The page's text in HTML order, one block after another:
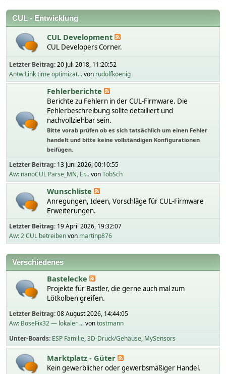
CUL - Entwicklung
CUL Development
CUL Developers Corner.
Letzter Beitrag:20 Juli 2018, 11:20:52
Antw:Link time optimizat...von rudolfkoenig
Fehlerberichte
Berichte zu Fehlern in der CUL-Firmware. Die
Fehlerbeschreibung sollte detailliert und
nachvollziehbar sein.
Bitte vorab prüfen ob es sich tatsächlich um einen Fehler
handelt und bitte keine vollständigen Konfigurationen
beifügen.
Letzter Beitrag: 13 Juni 2026, 00:10:55
Aw: nanoCUL Parse_MN, Er...vonTobSch
Wunschliste
Anregungen, Ideen, Vorschläge für CUL-Firmware
Erweiterungen.
Letzter Beitrag: 19 April 2026, 19:32:07
Aw: 2 CUL betreibenvon martinp876
Verschiedenes
Bastelecke
Projekte für Bastler, die gerne auch mal zum
Lötkolben greifen.
Letzter Beitrag:08 August 2026, 14:44:05
Aw: BoseFix32 — lokaler ...vontostmann
Unter-Boards ESP Familie 3D-Druck/Gehäuse MySensors
Marktplatz - Güter
Kein gewerblicher oder gewerbsmäßiger Handel.